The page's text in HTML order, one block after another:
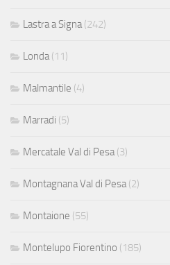
Lastra a Signa(242)
Londa(11)
Malmantile (4)
Marradi (5)
Mercatale Val di Pesa(3)
Montagnana Val di Pesa(2)
Montaione (55)
Montelupo Fiorentino (185)